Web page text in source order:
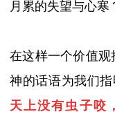
月累的失望与心寒
在这样一个价值观
神的话语为我们指
天上没有虫子咬